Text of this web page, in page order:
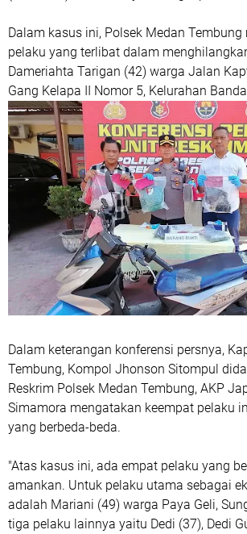
Dalam kasus ini, Polsek Medan
pelaku yang terlibat dalam
Dameriahta Tarigan (42) warga Jalan
Gang Kelapa II Nomor 5, Kelurahan
Dalam keterangan konferensi persnya,
Tembung, Kompol Jhonson Sitompul
Reskrim Polsek Medan Tembung, AKP
Simamora mengatakan keempat pelaku
yang berbeda-beda.
"Atas kasus ini, ada empat pelaku yang
amankan. Untuk pelaku utama sebagai
adalah Mariani (49) warga Paya Geli,
tiga pelaku lainnya yaitu Dedi (37), Dedi